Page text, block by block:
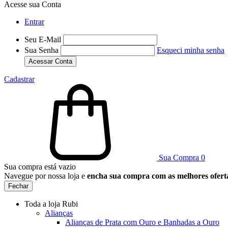
Acesse sua Conta
Entrar
Seu E-Mail
Sua Senha
Esqueci minha senha
Acessar Conta
Cadastrar
Sua Compra 0
Sua compra está vazio
Navegue por nossa loja e encha sua compra com as melhores
Fechar
Toda a loja Rubi
Alianças
Alianças de Prata com Ouro e Banhadas a Ouro